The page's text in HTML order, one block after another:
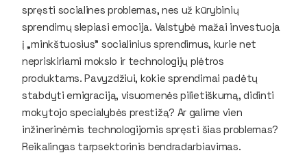
spręsti socialines problemas, nes už kūrybinių
sprendimų slepiasi emocija. Valstybė mažai investuoja
į „minkštuosius” socialinius sprendimus, kurie net
nepriskiriami mokslo ir technologijų plėtros
produktams. Pavyzdžiui, kokie sprendimai padėtų
stabdyti emigraciją, visuomenės pilietiškumą, didinti
mokytojo specialybės prestižą? Ar galime vien
inžinerinėmis technologijomis spręsti šias problemas?
Reikalingas tarpsektorinis bendradarbiavimas.